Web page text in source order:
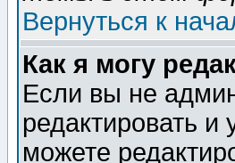
Вернуться к
Как я могу
Если вы не
редактировать
можете